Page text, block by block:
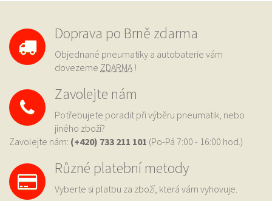
Doprava po Brně zdarma
Objednané pneumatiky a autobaterie vám
dovezeme ZDARMA !
Zavolejte nám
Potřebujete poradit při výběru pneumatik, nebo
jiného zboží?
Zavolejte nám: (+420) 733 211 101 (Po-Pá 7:00 - 16:00 hod.)
Různé platební metody
Vyberte si platbu za zboží, která vám vyhovuje.